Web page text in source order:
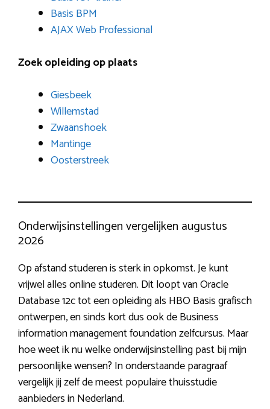
Basis BPM
AJAX Web Professional
Zoek opleiding op plaats
Giesbeek
Willemstad
Zwaanshoek
Mantinge
Oosterstreek
Onderwijsinstellingen vergelijken augustus
2026
Op afstand studeren is sterk in opkomst. Je kunt
vrijwel alles online studeren. Dit loopt van Oracle
Database 12c tot een opleiding als HBO Basis grafisch
ontwerpen, en sinds kort dus ook de Business
information management foundation zelfcursus. Maar
hoe weet ik nu welke onderwijsinstelling past bij mijn
persoonlijke wensen? In onderstaande paragraaf
vergelijk jij zelf de meest populaire thuisstudie
aanbieders in Nederland.